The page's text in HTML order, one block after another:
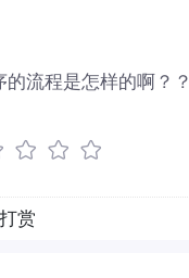
流程是怎样的啊？？
打赏